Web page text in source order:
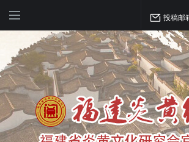
投稿邮